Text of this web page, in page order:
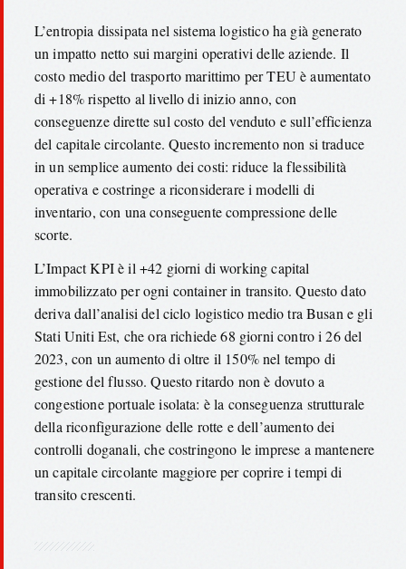
L’entropia dissipata nel sistema logistico ha già generato
un impatto netto sui margini operativi delle aziende. Il
costo medio del trasporto marittimo per TEU è aumentato
di +18% rispetto al livello di inizio anno, con
conseguenze dirette sul costo del venduto e sull’efficienza
del capitale circolante. Questo incremento non si traduce
in un semplice aumento dei costi: riduce la flessibilità
operativa e costringe a riconsiderare i modelli di
inventario, con una conseguente compressione delle
scorte.
L’Impact KPI è il +42 giorni di working capital
immobilizzato per ogni container in transito. Questo dato
deriva dall’analisi del ciclo logistico medio tra Busan e gli
Stati Uniti Est, che ora richiede 68 giorni contro i 26 del
2023, con un aumento di oltre il 150% nel tempo di
gestione del flusso. Questo ritardo non è dovuto a
congestione portuale isolata: è la conseguenza strutturale
della riconfigurazione delle rotte e dell’aumento dei
controlli doganali, che costringono le imprese a mantenere
un capitale circolante maggiore per coprire i tempi di
transito crescenti.